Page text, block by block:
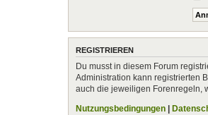
REGISTRIEREN
Du musst in diesem Forum
Administration kann registrierten
auch die jeweiligen Forenregeln,
Nutzungsbedingungen